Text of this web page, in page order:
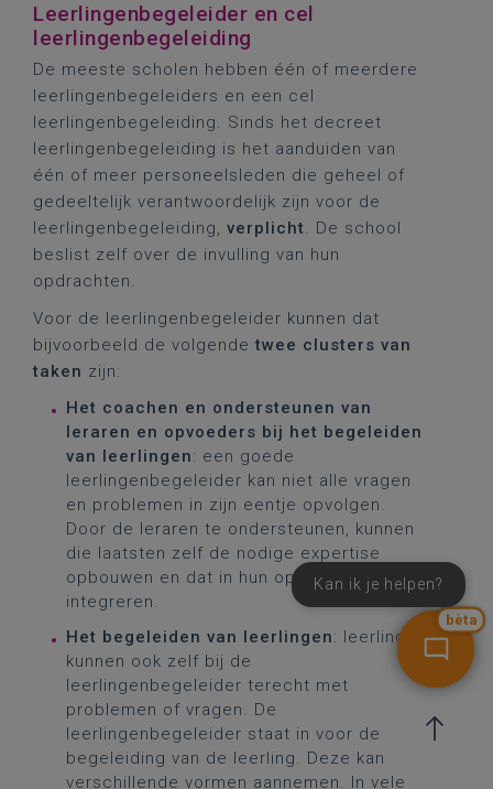
Leerlingenbegeleider en cel
leerlingenbegeleiding
De meeste scholen hebben één of meerdere
leerlingenbegeleiders en een cel
leerlingenbegeleiding. Sinds het decreet
leerlingenbegeleiding is het aanduiden van
één of meer personeelsleden die geheel of
gedeeltelijk verantwoordelijk zijn voor de
leerlingenbegeleiding, verplicht. De school
beslist zelf over de invulling van hun
opdrachten.
Voor de leerlingenbegeleider kunnen dat
bijvoorbeeld de volgendetwee clusters van
taken zijn:
Het coachen en ondersteunen van
leraren en opvoeders bij het begeleiden
van leerlingen: een goede
leerlingenbegeleider kan niet alle vragen
en problemen in zijn eentje opvolgen.
Door de leraren te ondersteunen, kunnen
die laatsten zelf de nodige expertise
opbouwen en dat in hun opdracht
integreren.
Het begeleiden van leerlingen: leerlingen
kunnen ook zelf bij de
leerlingenbegeleider terecht met
problemen of vragen. De
leerlingenbegeleider staat in voor de
begeleiding van de leerling. Deze kan
verschillende vormen aannemen. In vele
bèta
Kan ik je helpen?